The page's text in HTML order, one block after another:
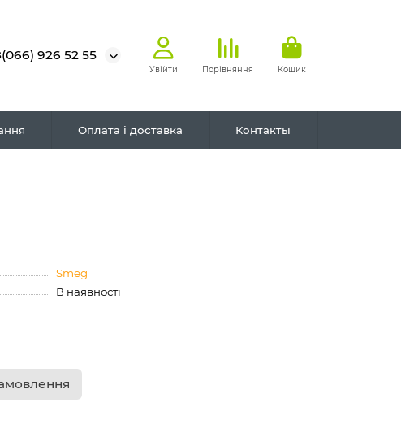
926 52 55
Увійти Порівняння Кошик
Оплата і доставка Контакты
Smeg
В наявності